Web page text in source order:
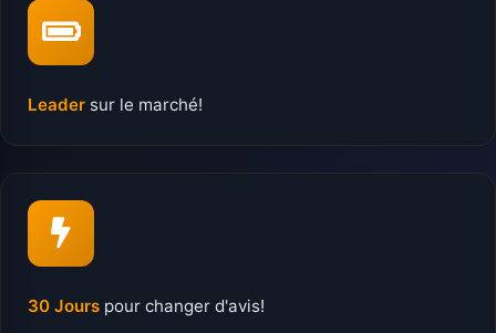
Leader sur le marché!
30 Jours pour changer d'avis!